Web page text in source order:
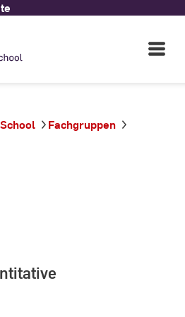
Open
Main
Fachgruppen